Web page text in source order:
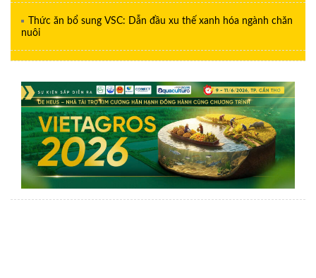
Thức ăn bổ sung VSC: Dẫn đầu xu thế xanh hóa ngành chăn
nuôi